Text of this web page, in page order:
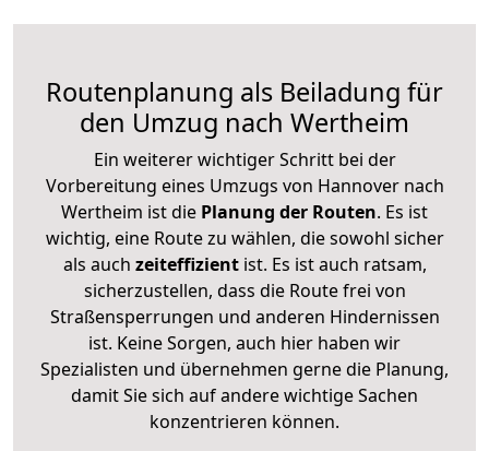
Routenplanung als Beiladung für
den Umzug nach Wertheim
Ein weiterer wichtiger Schritt bei der
Vorbereitung eines Umzugs von Hannover nach
Wertheim ist die Planung der Routen. Es ist
wichtig, eine Route zu wählen, die sowohl sicher
als auch zeiteffizientist. Es ist auch ratsam,
sicherzustellen, dass die Route frei von
Straßensperrungen und anderen Hindernissen
ist. Keine Sorgen, auch hier haben wir
Spezialisten und übernehmen gerne die Planung,
damit Sie sich auf andere wichtige Sachen
konzentrieren können.